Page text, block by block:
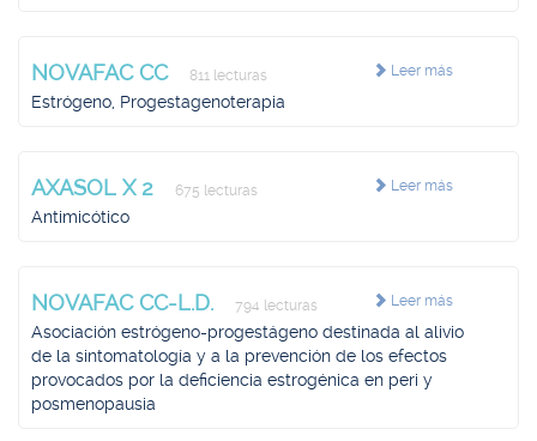
Leer más
NOVAFAC CC 811 lecturas
Estrógeno, Progestagenoterapia
Leer más
AXASOL X 2 675 lecturas
Antimicótico
Leer más
NOVAFAC CC-L.D. 794 lecturas
Asociación estrógeno-progestágeno destinada al alivio
de la sintomatología y a la prevención de los efectos
provocados por la deficiencia estrogénica en peri y
posmenopausia